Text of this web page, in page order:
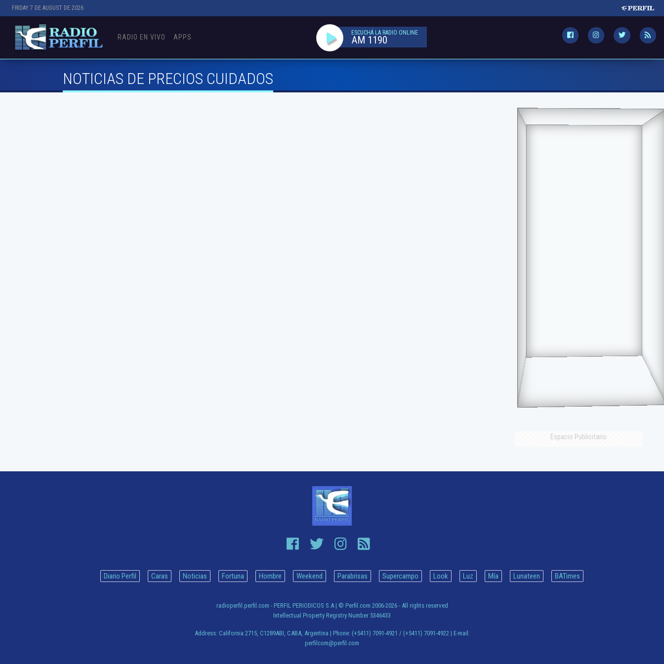
FRIDAY 7 DE AUGUST DE 2026
RADIO EN VIVO APPS
ESCUCHÁ LA RADIO ONLINE
AM 1190
NOTICIAS DE PRECIOS CUIDADOS
Espacio Publicitario
Diario Perfil Caras Noticias Fortuna Hombre Weekend Parabrisas Supercampo Look Luz Mía Lunateen BATimes
radioperfil.perfil.com - PERFIL PERIODICOS S.A| © Perfil.com 2006-2026 - All rights reserved
Intellectual Property Registry Number 5346433
Address: California 2715, C1289ABI, CABA, Argentina | Phone: (+5411) 7091-4921 / (+5411) 7091-4922| E-mail:
perfilcom@perfil.com